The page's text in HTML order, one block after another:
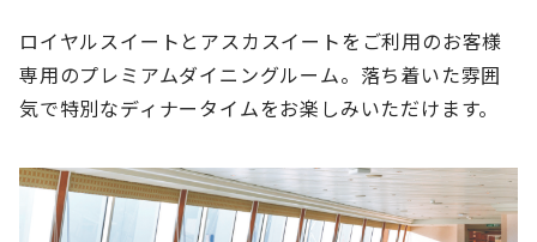
ロイヤルスイートとアスカスイートをご利用のお客様
専用のプレミアムダイニングルーム。落ち着いた雰囲
気で特別なディナータイムをお楽しみいただけます。